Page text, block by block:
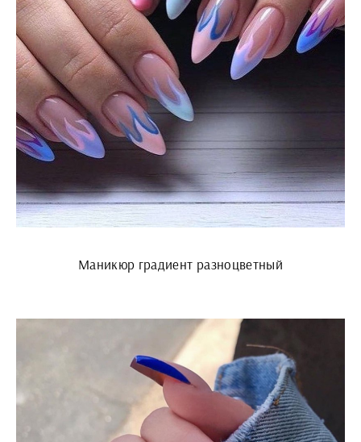
Маникюр градиент разноцветный